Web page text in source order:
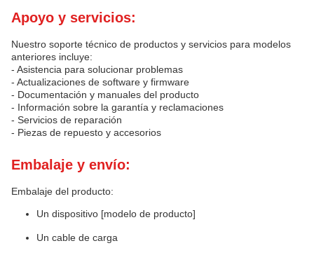
Apoyo y servicios:
Nuestro soporte técnico de productos y servicios para modelos
anteriores incluye:
- Asistencia para solucionar problemas
- Actualizaciones de software y firmware
- Documentación y manuales del producto
- Información sobre la garantía y reclamaciones
- Servicios de reparación
- Piezas de repuesto y accesorios
Embalaje y envío:
Embalaje del producto:
Un dispositivo [modelo de producto]
Un cable de carga